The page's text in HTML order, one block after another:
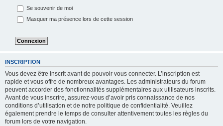
Se souvenir de moi
Masquer ma présence lors de cette session
INSCRIPTION
Vous devez être inscrit avant de pouvoir vous connecter. L’inscription est
rapide et vous offre de nombreux avantages. Les administrateurs du forum
peuvent accorder des fonctionnalités supplémentaires aux utilisateurs inscrits.
Avant de vous inscrire, assurez-vous d’avoir pris connaissance de nos
conditions d’utilisation et de notre politique de confidentialité. Veuillez
également prendre le temps de consulter attentivement toutes les règles du
forum lors de votre navigation.